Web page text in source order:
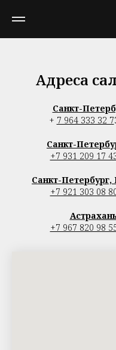
Адреса
Санкт-
+ 7 964 333 32 7
Санкт-
+7 931 209 17
Санкт-Петербург,
+7 921 303 08
+7 967 820 98